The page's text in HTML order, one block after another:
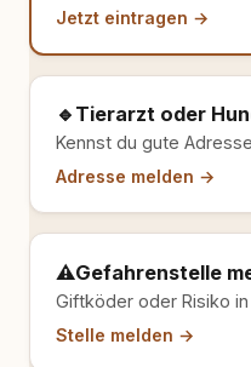
Jetzt eintragen →
🔹 Tierarzt oder
Kennst du gute
Adresse melden →
⚠️Gefahrenstelle
Giftköder oder Risiko
Stelle melden →